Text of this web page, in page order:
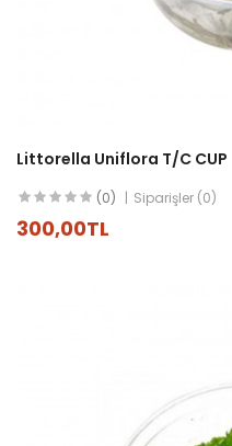
Littorella Uniflora T/C CUP
(0) Siparişler (0)
300,00TL